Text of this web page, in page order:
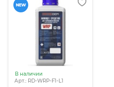
NEW
В наличии
Арт.: RD-WRP-F1-L1